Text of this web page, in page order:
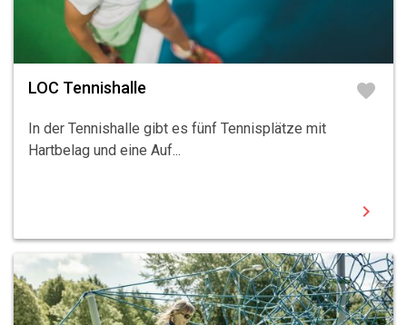
LOC Tennishalle favorite
In der Tennishalle gibt es fünf Tennisplätze mit
Hartbelag und eine Auf...
chevron_right